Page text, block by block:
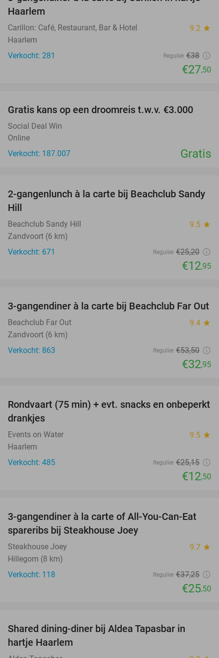
Haarlem
Carillon: Café, Restaurant, Bar & Hotel 9.2 star
Haarlem
Verkocht: 281
Regulier €38
€27,50
Gratis kans op een droomreis t.w.v. €3.000
Social Deal Win
Online
Verkocht: 187.007
Gratis
49%
2-gangenlunch à la carte bij Beachclub Sandy
Hill
Beachclub Sandy Hill 9.5 star
Zandvoort (6 km)
Verkocht: 671
Regulier €25,20
€12,95
38%
3-gangendiner à la carte bij Beachclub Far Out
Beachclub Far Out 9.4 star
Zandvoort (6 km)
Verkocht: 863
Regulier €53,50
€32,95
50%
Rondvaart (75 min) + evt. snacks en onbeperkt
drankjes
Events on Water 9.5 star
Haarlem
Verkocht: 485
Regulier €25,15
€12,50
32%
3-gangendiner à la carte of All-You-Can-Eat
spareribs bij Steakhouse Joey
Steakhouse Joey 9.7 star
Hillegom (8 km)
Verkocht: 118
Regulier €37,25
€25,50
Shared dining-diner bij Aldea Tapasbar in
hartje Haarlem